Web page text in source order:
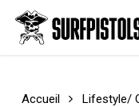
main
Cart
Accueil Lifestyle/